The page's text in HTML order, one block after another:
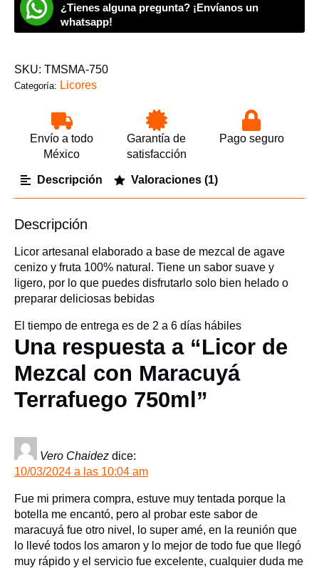
Terrafuego
750ml
cantidad
¿Tienes alguna pregunta? ¡Envíanos un
whatsapp!
SKU: TMSMA-750
Categoría: Licores
Envío a todo
México
Garantía de
satisfacción
Pago seguro
Descripción Valoraciones (1)
Descripción
Licor artesanal elaborado a base de mezcal de agave
cenizo y fruta 100% natural. Tiene un sabor suave y
ligero, por lo que puedes disfrutarlo solo bien helado o
preparar deliciosas bebidas
El tiempo de entrega es de 2 a 6 días hábiles
Una respuesta a “Licor de
Mezcal con Maracuyá
Terrafuego 750ml”
Vero Chaidez dice:
10/03/2024 a las 10:04 am
Fue mi primera compra, estuve muy tentada porque la
botella me encantó, pero al probar este sabor de
maracuyá fue otro nivel, lo super amé, en la reunión que
lo llevé todos los amaron y lo mejor de todo fue que llegó
muy rápido y el servicio fue excelente, cualquier duda me